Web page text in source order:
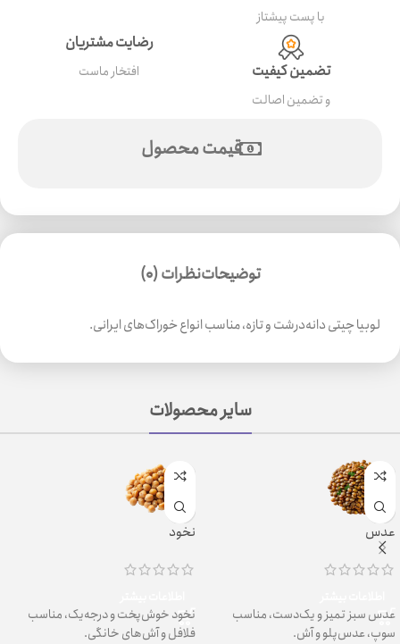
با پست پیشتاز
تضمین کیفیت
و تضمین اصالت
رضایت مشتریان
افتخار ماست
قیمت محصول
توضیحاتنظرات (0)
لوبیا چیتی دانه‌درشت و تازه، مناسب انواع خوراک‌های ایرانی.
سایر محصولات
عدس
عدس سبز تمیز و یک‌دست، مناسب
سوپ، عدس‌پلو و آش.
نخود
نخود خوش‌پخت و درجه‌یک، مناسب
فلافل و آش‌های خانگی.